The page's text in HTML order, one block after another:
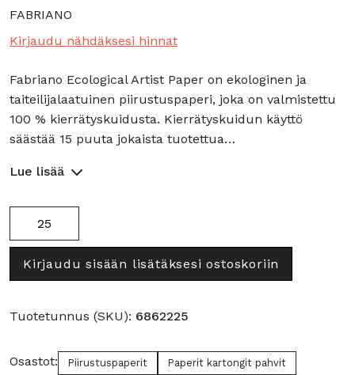
FABRIANO
Kirjaudu nähdäksesi hinnat
Fabriano Ecological Artist Paper on ekologinen ja
taiteilijalaatuinen piirustuspaperi, joka on valmistettu
100 % kierrätyskuidusta. Kierrätyskuidun käyttö
säästää 15 puuta jokaista tuotettua…
Lue lisää
50x65
Kirjaudu sisään lisätäksesi ostoskoriin
Tuotetunnus (SKU): 6862225
Osastot: Piirustuspaperit Paperit kartongit pahvit